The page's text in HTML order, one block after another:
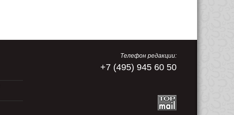
Телефон редакции:
+7 (495) 945 60 50